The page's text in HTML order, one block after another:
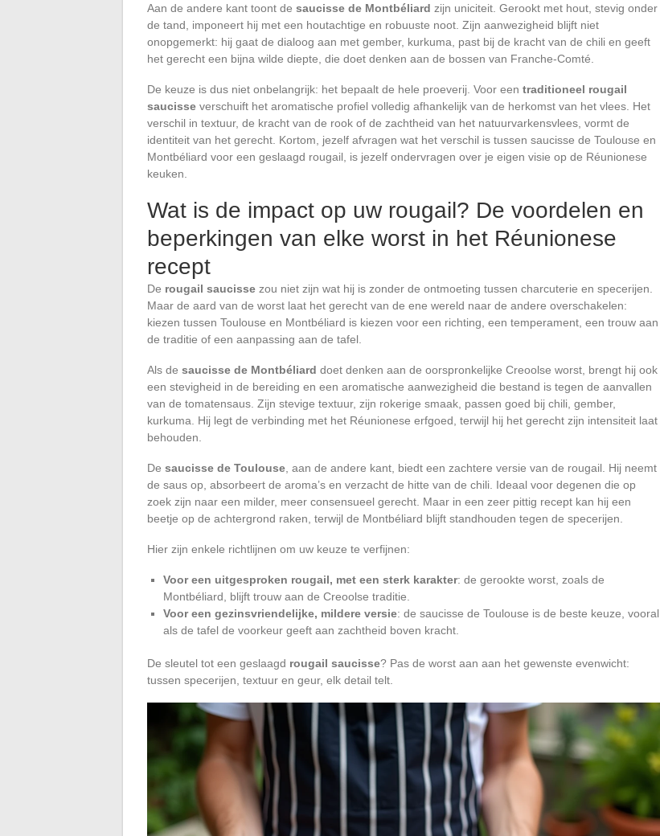
Aan de andere kant toont de saucisse de Montbéliard zijn uniciteit. Gerookt met hout, stevig onder
de tand, imponeert hij met een houtachtige en robuuste noot. Zijn aanwezigheid blijft niet
onopgemerkt: hij gaat de dialoog aan met gember, kurkuma, past bij de kracht van de chili en geeft
het gerecht een bijna wilde diepte, die doet denken aan de bossen van Franche-Comté.
De keuze is dus niet onbelangrijk: het bepaalt de hele proeverij. Voor een traditioneel rougail
saucisse verschuift het aromatische profiel volledig afhankelijk van de herkomst van het vlees. Het
verschil in textuur, de kracht van de rook of de zachtheid van het natuurvarkensvlees, vormt de
identiteit van het gerecht. Kortom, jezelf afvragen wat het verschil is tussen saucisse de Toulouse en
Montbéliard voor een geslaagd rougail, is jezelf ondervragen over je eigen visie op de Réunionese
keuken.
Wat is de impact op uw rougail? De voordelen en
beperkingen van elke worst in het Réunionese
recept
De rougail saucisse zou niet zijn wat hij is zonder de ontmoeting tussen charcuterie en specerijen.
Maar de aard van de worst laat het gerecht van de ene wereld naar de andere overschakelen:
kiezen tussen Toulouse en Montbéliard is kiezen voor een richting, een temperament, een trouw aan
de traditie of een aanpassing aan de tafel.
Als de saucisse de Montbéliard doet denken aan de oorspronkelijke Creoolse worst, brengt hij ook
een stevigheid in de bereiding en een aromatische aanwezigheid die bestand is tegen de aanvallen
van de tomatensaus. Zijn stevige textuur, zijn rokerige smaak, passen goed bij chili, gember,
kurkuma. Hij legt de verbinding met het Réunionese erfgoed, terwijl hij het gerecht zijn intensiteit laat
behouden.
De saucisse de Toulouse , aan de andere kant, biedt een zachtere versie van de rougail. Hij neemt
de saus op, absorbeert de aroma’s en verzacht de hitte van de chili. Ideaal voor degenen die op
zoek zijn naar een milder, meer consensueel gerecht. Maar in een zeer pittig recept kan hij een
beetje op de achtergrond raken, terwijl de Montbéliard blijft standhouden tegen de specerijen.
Hier zijn enkele richtlijnen om uw keuze te verfijnen:
Voor een uitgesproken rougail, met een sterk karakter: de gerookte worst, zoals de
Montbéliard, blijft trouw aan de Creoolse traditie.
Voor een gezinsvriendelijke, mildere versie: de saucisse de Toulouse is de beste keuze, vooral
als de tafel de voorkeur geeft aan zachtheid boven kracht.
De sleutel tot een geslaagd rougail saucisse? Pas de worst aan aan het gewenste evenwicht:
tussen specerijen, textuur en geur, elk detail telt.